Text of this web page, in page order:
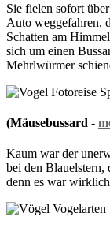
Sie fielen sofort
Auto weggefahren,
Schatten am
sich um einen
Mehrlwürmer
(Mäusebussard -
Kaum war der
bei den Blauelstern,
denn es war